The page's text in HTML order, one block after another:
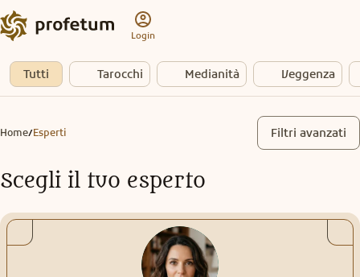
Login
Tutti Tarocchi Medianità Veggenza
Home/Esperti Filtri avanzati
Scegli il tuo esperto